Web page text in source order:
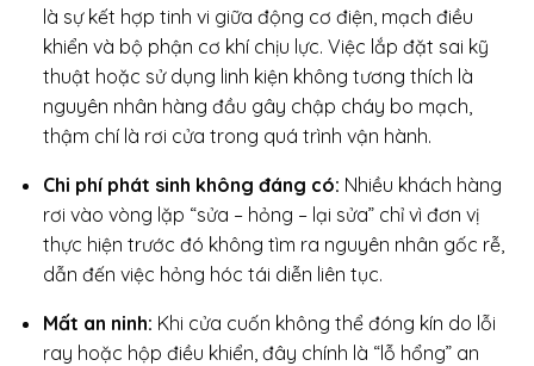
là sự kết hợp tinh vi giữa động cơ điện, mạch điều
khiển và bộ phận cơ khí chịu lực. Việc lắp đặt sai kỹ
thuật hoặc sử dụng linh kiện không tương thích là
nguyên nhân hàng đầu gây chập cháy bo mạch,
thậm chí là rơi cửa trong quá trình vận hành.
Chi phí phát sinh không đáng có: Nhiều khách hàng
rơi vào vòng lặp “sửa – hỏng – lại sửa” chỉ vì đơn vị
thực hiện trước đó không tìm ra nguyên nhân gốc rễ,
dẫn đến việc hỏng hóc tái diễn liên tục.
Mất an ninh: Khi cửa cuốn không thể đóng kín do lỗi
ray hoặc hộp điều khiển, đây chính là “lỗ hổng” an